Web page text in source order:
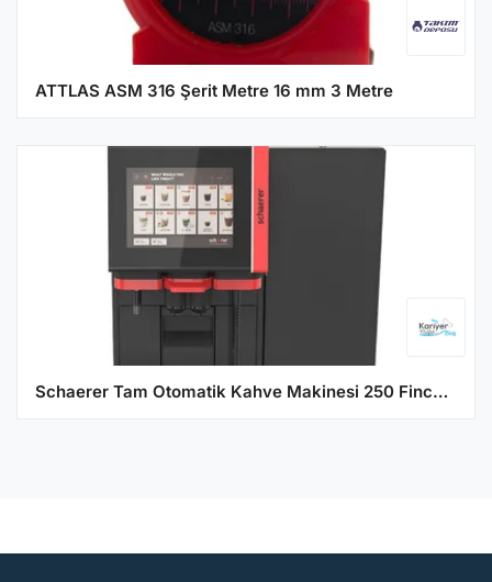
ATTLAS ASM 316 Şerit Metre 16 mm 3 Metre
Schaerer Tam Otomatik Kahve Makinesi 250 Fincan Kapasiteli Coffee SOUL